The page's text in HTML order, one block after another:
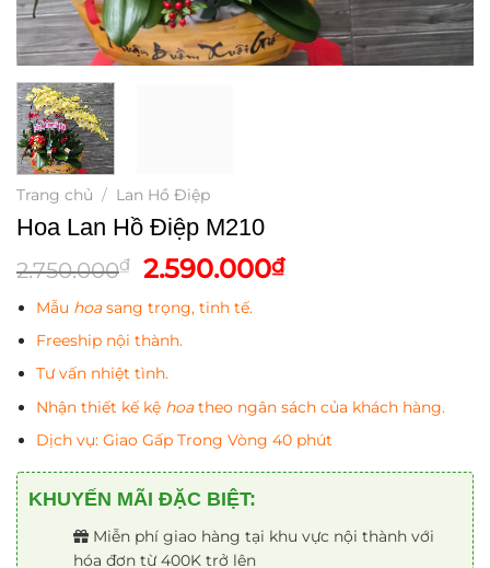
Trang chủ / Lan Hồ Điệp
Hoa Lan Hồ Điệp M210
2.750.000₫
Giá
là:
2.750.000₫.
2.590.000₫Giá
Mẫu hoasang trọng, tinh tế.
Freeship nội thành.
Tư vấn nhiệt tình.
Nhận thiết kế kệ hoatheo ngân sách của khách hàng.
Dịch vụ: Giao Gấp Trong Vòng 40 phút
KHUYẾN MÃI ĐẶC BIỆT:
Miễn phí giao hàng tại khu vực nội thành với
hóa đơn từ 400K trở lên